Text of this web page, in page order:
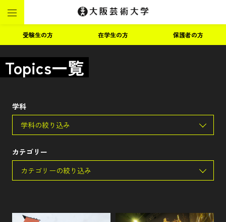
受験生の方 在学生の方 保護者の方
Topics一覧
学科
学科の絞り込み
カテゴリー
カテゴリーの絞り込み